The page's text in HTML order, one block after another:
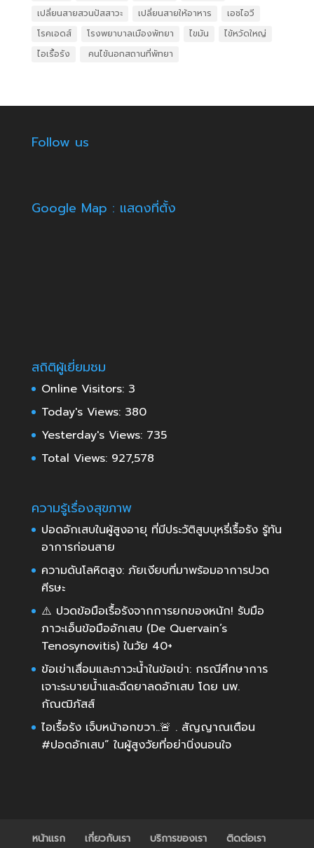
เปลี่ยนสายสวนปัสสาวะ
เปลี่ยนสายให้อาหาร
เอชไอวี
โรคเอดส์
โรงพยาบาลเมืองพัทยา ไขมัน
ไข้หวัดใหญ่
ไอเรื้อรัง
​ คนไข้นอกสถานที่พัทยา
Follow us
Google Map : แสดงที่ตั้ง
สถิติผู้เยี่ยมชม
Online Visitors: 3
Today's Views: 380
Yesterday's Views: 735
Total Views: 927,578
ความรู้เรื่องสุขภาพ
ปอดอักเสบในผู้สูงอายุ ที่มีประวัติสูบบุหรี่เรื้อรัง รู้ทัน
อาการก่อนสาย
ความดันโลหิตสูง: ภัยเงียบที่มาพร้อมอาการปวด
ศีรษะ
⚠️ ปวดข้อมือเรื้อรังจากการยกของหนัก! รับมือ
ภาวะเอ็นข้อมืออักเสบ (De Quervain’s
Tenosynovitis) ในวัย 40+
ข้อเข่าเสื่อมและภาวะน้ำในข้อเข่า: กรณีศึกษาการ
เจาะระบายน้ำและฉีดยาลดอักเสบ โดย นพ.
กัณฒิภัสส์
ไอเรื้อรัง เจ็บหน้าอกขวา..🚨 . สัญญาณเตือน
#ปอดอักเสบ” ในผู้สูงวัยที่อย่านิ่งนอนใจ
หน้าแรก เกี่ยวกับเรา บริการของเรา ติดต่อเรา